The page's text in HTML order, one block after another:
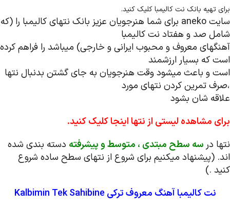
برای تهیه بانک نت کالیمبا کلیک کنید.
سایت aneko برای شما هنرجویان عزیز بانک نتهای کالیمبا را (که
شامل صد و هفتاد نت کالیمبا
آهنگهای معروف و محبوب ایرانی و خارجی) میباشد را فراهم کرده
است که بسیار ارزشمند
است و باعث میشود وقت هنرجویان به جای گشتن بدنبال نتها
،صرف تمرین کردن نتهای مورد
علاقه شان بشود
برای مشاهده لیستی از نتها اینجا کلیک کنید.
نتها در سه سطح مبتدی ، متوسط و پیشرفته دسته بندی شده
اند. (پیشنهاد میکنیم برای شروع از نتهای سطح ساده شروع
کنید .)
نت کالیمبا آهنگ معروف ترکی Kalbimin Tek Sahibine